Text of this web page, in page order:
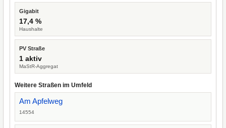
Gigabit
17,4 %
Haushalte
PV Straße
1 aktiv
MaStR-Aggregat
Weitere Straßen im Umfeld
Am Apfelweg
14554